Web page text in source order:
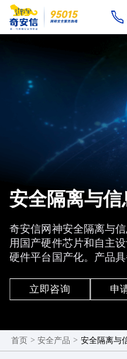
安全隔离与
奇安信网神安全隔离与
用国产硬件芯片和自主
硬件平台国产化。产品
络间的安全隔离与数据
立即咨询 申
首页 > 安全产品 > 安全隔离与